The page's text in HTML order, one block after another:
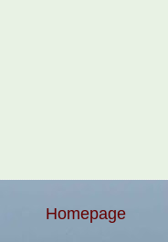
Homepage